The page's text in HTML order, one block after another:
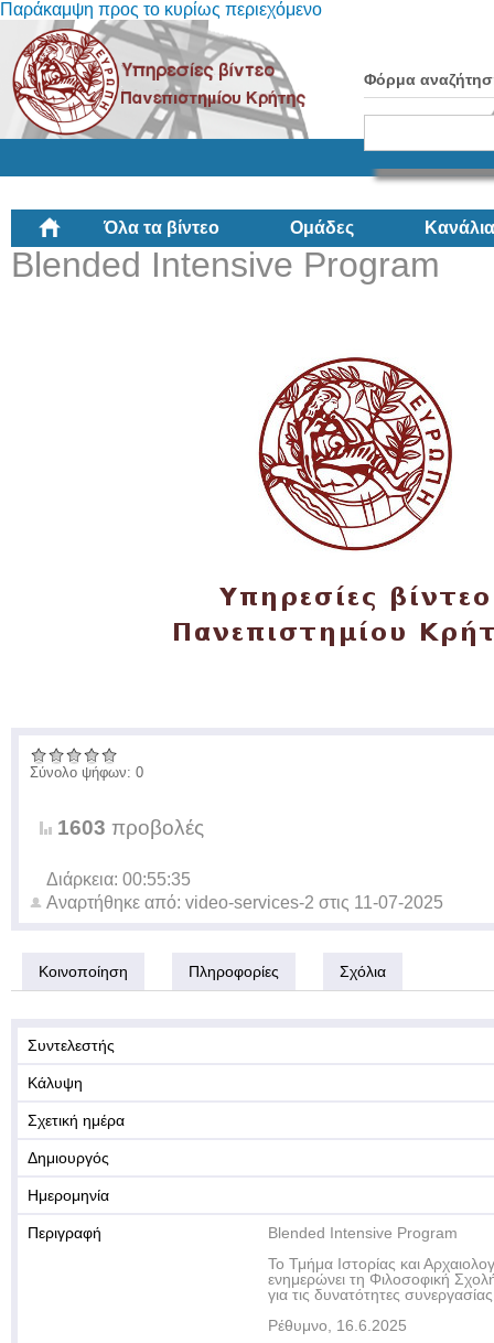
Παράκαμψη προς το κυρίως περιεχόμενο
Φόρμα
Όλα τα βίντεο Ομάδες Κανάλια
Blended Intensive Program
Σύνολο ψήφων: 0
1603 προβολές
Διάρκεια: 00:55:35
Αναρτήθηκε από: video-services-2 στις 11-07-2025
Κοινοποίηση Πληροφορίες Σχόλια
Συντελεστής
Κάλυψη
Σχετική ημέρα
Δημιουργός
Ημερομηνία
Περιγραφή
Blended Intensive Program
Το Τμήμα Ιστορίας και
ενημερώνει τη Φιλοσοφική
για τις δυνατότητες
Ρέθυμνο, 16.6.2025